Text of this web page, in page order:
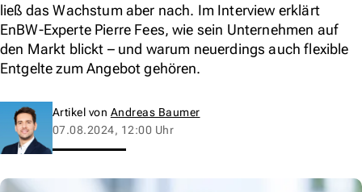
ließ das Wachstum aber nach. Im Interview erklärt
EnBW-Experte Pierre Fees, wie sein Unternehmen auf
den Markt blickt – und warum neuerdings auch flexible
Entgelte zum Angebot gehören.
Artikel von Andreas Baumer
07.08.2024, 12:00 Uhr